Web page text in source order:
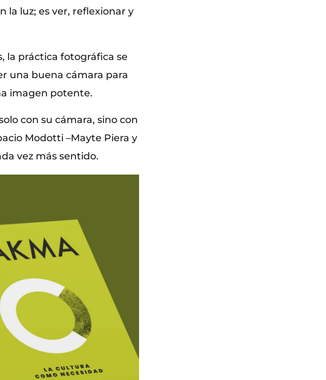
la luz; es ver, reflexionar y
la práctica fotográfica se
una buena cámara para
imagen potente.
con su cámara, sino con
Modotti –Mayte Piera y
vez más sentido.